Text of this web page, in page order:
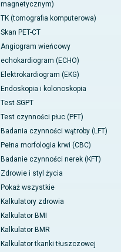
magnetycznym)
TK (tomografia komputerowa)
Skan PET-CT
Angiogram wieńcowy
echokardiogram (ECHO)
Elektrokardiogram (EKG)
Endoskopia i kolonoskopia
Test SGPT
Test czynności płuc (PFT)
Badania czynności wątroby (LFT)
Pełna morfologia krwi (CBC)
Badanie czynności nerek (KFT)
Zdrowie i styl życia
Pokaż wszystkie
Kalkulatory zdrowia
Kalkulator BMI
Kalkulator BMR
Kalkulator tkanki tłuszczowej